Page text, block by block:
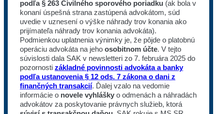
podľa § 263 Civilného sporového poriadku (ak bola v
konaní úspešná strana zastúpená advokátom, súd
uvedie v uznesení o výške náhrady trov konania ako
prijímateľa náhrady trov konania advokáta).
Podmienkou uplatnenia výnimky je, že pôjde o platobnú
operáciu advokáta na jeho osobitnom účte. V tejto
súvislosti dala SAK v newsletteri zo 7. februára 2025 do
pozornosti základné povinnosti advokáta a banky
podľa ustanovenia § 12 ods. 7 zákona o dani z
finančných transakcií. Ďalej vzalo na vedomie
informácie o novele vyhlášky o odmenách a náhradách
advokátov za poskytovanie právnych služieb, ktorá